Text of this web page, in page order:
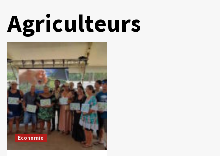
Agriculteurs
Economie